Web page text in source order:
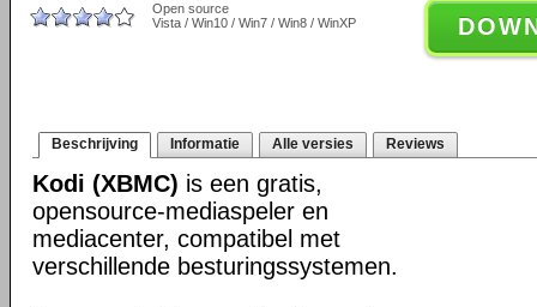
Open source
Vista / Win10 / Win7 / Win8 / WinXP
Beschrijving Informatie Alle versies Reviews
Kodi (XBMC) is een gratis,
opensource-mediaspeler en
mediacenter, compatibel met
verschillende besturingssystemen.